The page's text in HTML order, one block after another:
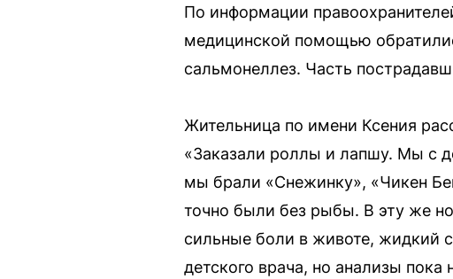
По информации
медицинской помощью
сальмонеллез. Часть
Жительница по имени Ксения
«Заказали роллы и лапшу. Мы с
мы брали «Снежинку», «Чикен
точно были без рыбы. В эту же
сильные боли в животе, жидкий
детского врача, но анализы